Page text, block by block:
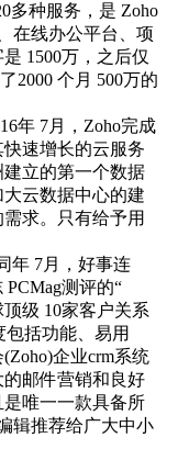
多种服务，是 Zoho
在线办公平台、项
1500万，之后仅
2000 个月 500万的
年 7月，Zoho完成
速增长的云服务
立的第一个数据
云数据中心的建
求。只有给予用
年 7月，好事连
测评的“
级 10家客户关系
括功能、易用
企业crm系统
邮件营销和良好
唯一一款具备所
辑推荐给广大中小